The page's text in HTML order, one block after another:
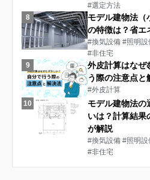
#選定方法
8
モデル建物法（
の特徴は？省エ
#換気設備 #照明設
#非住宅
9
外皮計算はなぜ
う際の注意点と
#外皮計算
10
モデル建物法の
いは？計算結果
が解説
#換気設備 #照明設
#非住宅